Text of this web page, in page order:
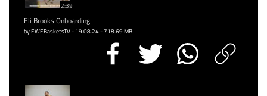
2:39
Eli Brooks Onboarding
by EWEBasketsTV - 19.08.24 - 718.69 MB